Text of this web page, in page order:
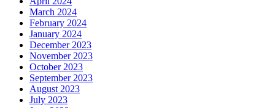
March 2024
February 2024
January 2024
December 2023
November 2023
October 2023
September 2023
August 2023
July 2023